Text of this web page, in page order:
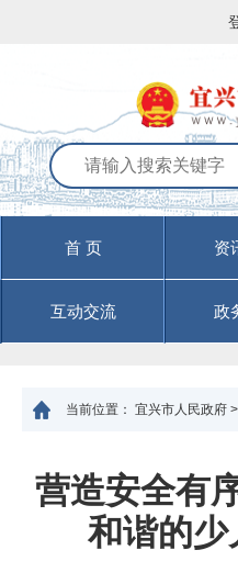
首 页 资
互动交流 政
当前位置： 宜兴市人民政府 >
营造安全有
和谐的